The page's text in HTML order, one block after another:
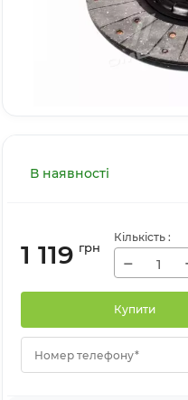
В наявності
1 119 грн
Кількість :
−
Купити
Номер телефону*